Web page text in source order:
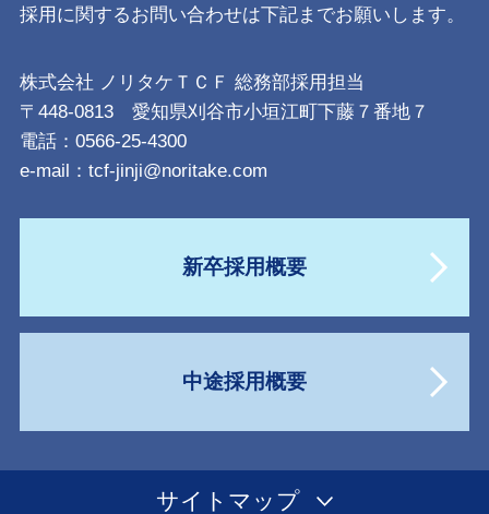
採用に関するお問い合わせは下記までお願いします。
株式会社 ノリタケＴＣＦ 総務部採用担当
〒448-0813 愛知県刈谷市小垣江町下藤７番地７
電話：0566-25-4300
e-mail： tcf-jinji@noritake.com
新卒採用概要
中途採用概要
サイトマップ